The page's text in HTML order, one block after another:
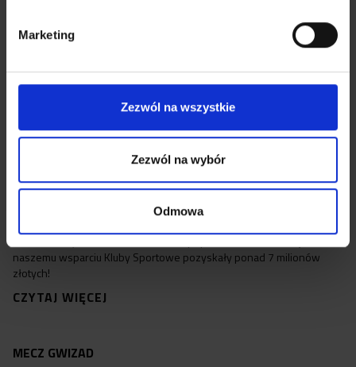
Marketing
Zezwól na wszystkie
Zezwól na wybór
Odmowa
PROGRAM KLUB 2026 Z ZINA
Zdobądź nawet 17.000zł na rozwój Twojego Klubu z środków z
Programu Klub 2026 Pula środków 2026 wynosi aż 102 miliony
środki! Mamy 100% skuteczność a w poprzednich latach dzięki
naszemu wsparciu Kluby Sportowe pozyskały ponad 7 milionów
złotych!
CZYTAJ WIĘCEJ
MECZ GWIZAD